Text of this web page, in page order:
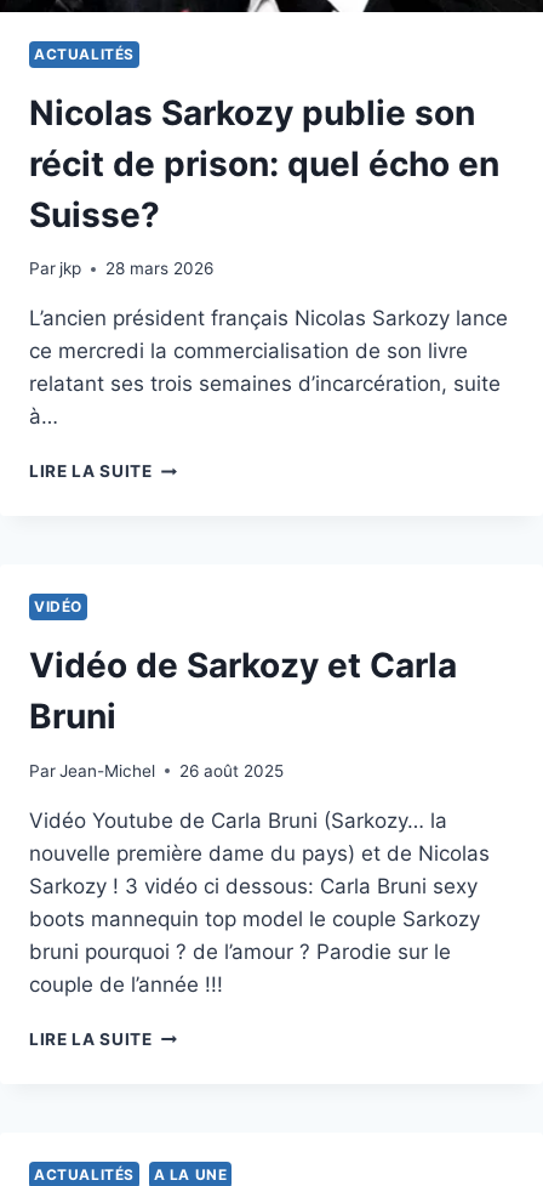
ACTUALITÉS
Nicolas Sarkozy publie son
récit de prison: quel écho en
Suisse?
Par jkp
10 décembre 2025
28 mars 2026
L’ancien président français Nicolas Sarkozy lance
ce mercredi la commercialisation de son livre
relatant ses trois semaines d’incarcération, suite
à…
LIRE LA SUITENICOLAS
ÉCHO
VIDÉO
Vidéo de Sarkozy et Carla
Bruni
ParJean-Michel
15 février 2013 26 août 2025
Vidéo Youtube de Carla Bruni (Sarkozy… la
nouvelle première dame du pays) et de Nicolas
Sarkozy ! 3 vidéo ci dessous: Carla Bruni sexy
boots mannequin top model le couple Sarkozy
bruni pourquoi ? de l’amour ? Parodie sur le
couple de l’année !!!
LIRE LA SUITEVIDÉO
BRUNI
ACTUALITÉS A LA UNE